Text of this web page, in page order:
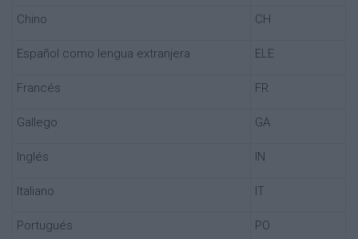
Chino CH
Español como lengua extranjera ELE
Francés FR
Gallego GA
Inglés IN
Italiano IT
Portugués PO